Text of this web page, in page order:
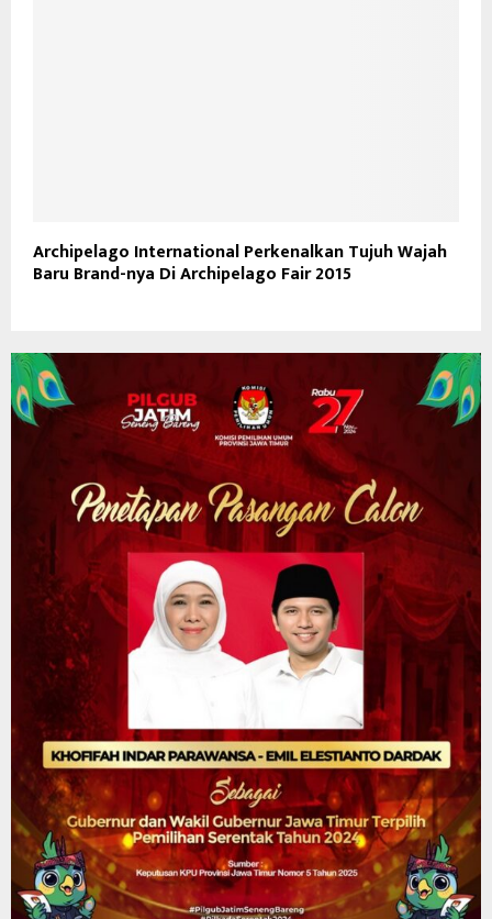
Archipelago International Perkenalkan Tujuh Wajah
Baru Brand-nya Di Archipelago Fair 2015